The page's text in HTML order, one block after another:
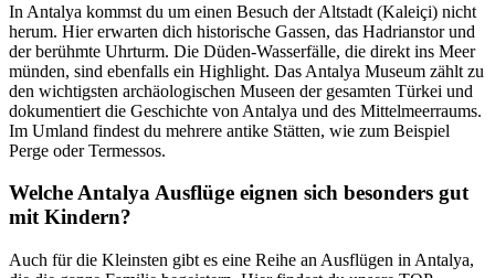
In Antalya kommst du um einen Besuch der Altstadt (Kaleiçi) nicht
herum. Hier erwarten dich historische Gassen, das Hadrianstor und
der berühmte Uhrturm. Die Düden-Wasserfälle, die direkt ins Meer
münden, sind ebenfalls ein Highlight. Das Antalya Museum zählt zu
den wichtigsten archäologischen Museen der gesamten Türkei und
dokumentiert die Geschichte von Antalya und des Mittelmeerraums.
Im Umland findest du mehrere antike Stätten, wie zum Beispiel
Perge oder Termessos.
Welche Antalya Ausflüge eignen sich besonders gut
mit Kindern?
Auch für die Kleinsten gibt es eine Reihe an Ausflügen in Antalya,